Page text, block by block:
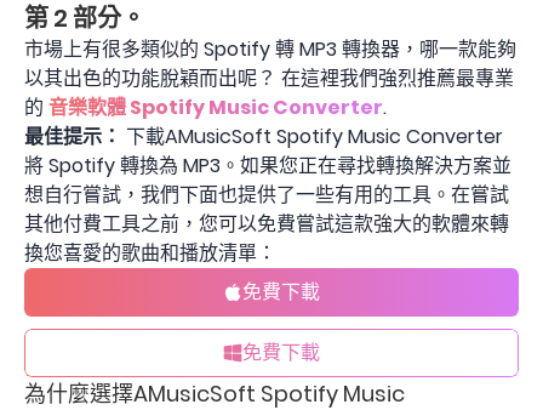
第 2 部分。
市場上有很多類似的 Spotify 轉 MP3 轉換器，哪一款能夠
以其出色的功能脫穎而出呢？ 在這裡我們強烈推薦最專業
的 音樂軟體 Spotify Music Converter.
最佳提示： 下載AMusicSoft Spotify Music Converter
將 Spotify 轉換為 MP3。如果您正在尋找轉換解決方案並
想自行嘗試，我們下面也提供了一些有用的工具。在嘗試
其他付費工具之前，您可以免費嘗試這款強大的軟體來轉
換您喜愛的歌曲和播放清單：
免費下載
免費下載
為什麼選擇AMusicSoft Spotify Music